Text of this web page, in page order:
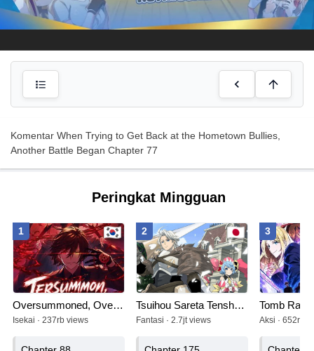
Komentar When Trying to Get Back at the Hometown Bullies,
Another Battle Began Chapter 77
Peringkat Mingguan
1
Oversummoned, Overpowered, and Over It!
Isekai · 237rb views
2
Tsuihou Sareta Tenshou Juu Kishi wa Game Chishiki de Musou Suru
Fantasi · 2.7jt views
3
Tomb
Aksi · 652rb